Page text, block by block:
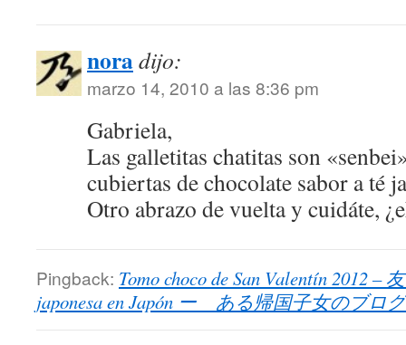
noradijo:
marzo 14, 2010 a las 8:36 pm
Gabriela,
Las galletitas chatitas son
cubiertas de chocolate sabor a té
Otro abrazo de vuelta y cuidáte,
Pingback: Tomo choco de San Valentín 2012 –
japonesa en Japón ー ある帰国子女のブログ